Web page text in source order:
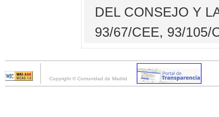
DEL CONSEJO Y
93/67/CEE, 93/105/
Copyright © Comunidad de Madrid.